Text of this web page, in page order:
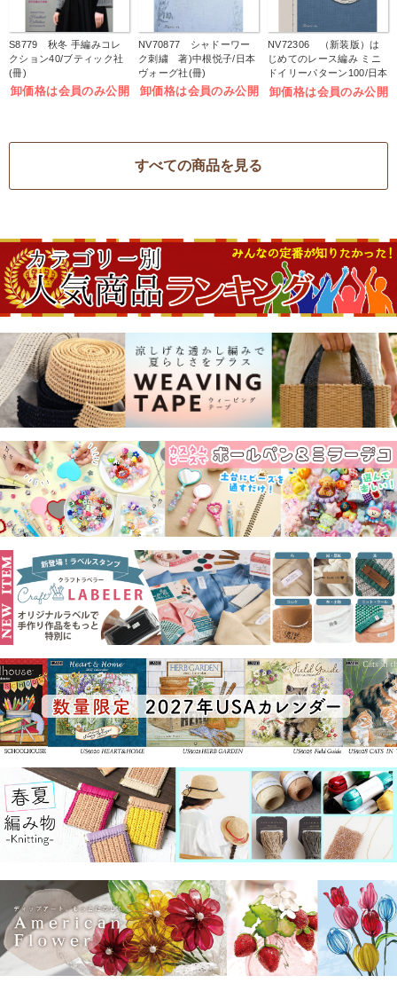
S8779 秋冬 手編みコレ
クション40/ブティック社
(冊)
卸価格は会員のみ公開
NV70877 シャドーワー
ク刺繍 著)中根悦子/日本
ヴォーグ社(冊)
卸価格は会員のみ公開
NV72306 （新装版）は
じめてのレース編み ミニ
ドイリーパターン100/日本
ヴォーグ社(冊)
卸価格は会員のみ公開
すべての商品を見る